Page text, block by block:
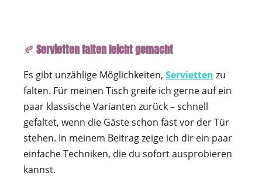
🍂 Servietten falten leicht gemacht
Es gibt unzählige Möglichkeiten, Servietten zu
falten. Für meinen Tisch greife ich gerne auf ein
paar klassische Varianten zurück – schnell
gefaltet, wenn die Gäste schon fast vor der Tür
stehen. In meinem Beitrag zeige ich dir ein paar
einfache Techniken, die du sofort ausprobieren
kannst.